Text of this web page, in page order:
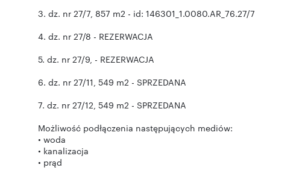
3. dz. nr 27/7, 857 m2 - id: 146301_1.0080.AR_76.27/7
4. dz. nr 27/8 - REZERWACJA
5. dz. nr 27/9, - REZERWACJA
6. dz. nr 27/11, 549 m2 - SPRZEDANA
7. dz. nr 27/12, 549 m2 - SPRZEDANA
Możliwość podłączenia następujących mediów:
• woda
• kanalizacja
• prąd